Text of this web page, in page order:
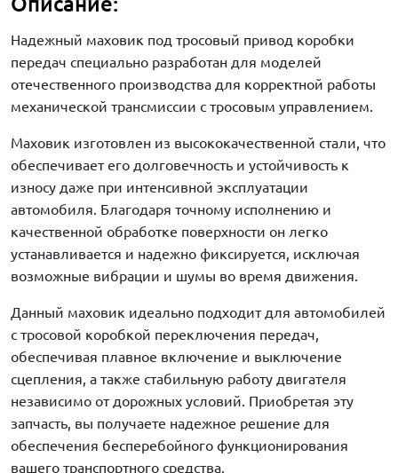
Надежный маховик под тросовый привод коробки
передач специально разработан для моделей
отечественного производства для корректной работы
механической трансмиссии с тросовым управлением.
Маховик изготовлен из высококачественной стали, что
обеспечивает его долговечность и устойчивость к
износу даже при интенсивной эксплуатации
автомобиля. Благодаря точному исполнению и
качественной обработке поверхности он легко
устанавливается и надежно фиксируется, исключая
возможные вибрации и шумы во время движения.
Данный маховик идеально подходит для автомобилей
с тросовой коробкой переключения передач,
обеспечивая плавное включение и выключение
сцепления, а также стабильную работу двигателя
независимо от дорожных условий. Приобретая эту
запчасть, вы получаете надежное решение для
обеспечения бесперебойного функционирования
вашего транспортного средства.